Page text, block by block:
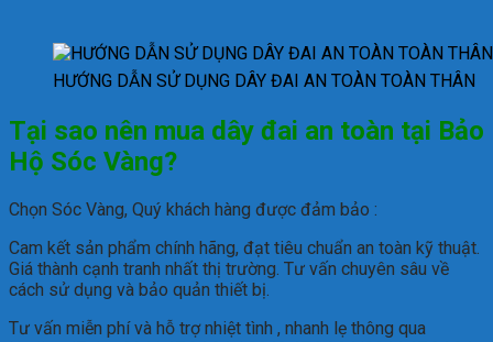
HƯỚNG DẪN SỬ DỤNG DÂY ĐAI AN TOÀN TOÀN THÂN
Tại sao nên mua dây đai an toàn tại Bảo
Hộ Sóc Vàng?
Chọn Sóc Vàng, Quý khách hàng được đảm bảo :
Cam kết sản phẩm chính hãng, đạt tiêu chuẩn an toàn kỹ thuật.
Giá thành cạnh tranh nhất thị trường. Tư vấn chuyên sâu về
cách sử dụng và bảo quản thiết bị.
Tư vấn miễn phí và hỗ trợ nhiệt tình , nhanh lẹ thông qua